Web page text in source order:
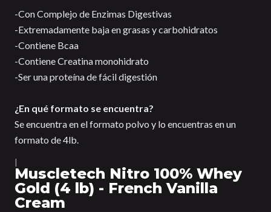
-Con Complejo de Enzimas Digestivas
-Extremadamente baja en grasas y carbohidratos
-Contiene Bcaa
-Contiene Creatina monohidrato
-Ser una proteína de fácil digestión
¿En qué formato se encuentra?
Se encuentra en el formato polvo y lo encuentras en un
formato de 4lb.
Muscletech Nitro 100% Whey
Gold (4 lb) - French Vanilla
Cream